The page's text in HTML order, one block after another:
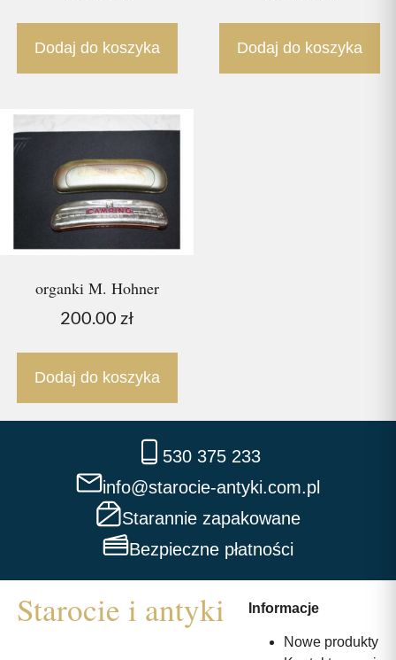
Dodaj do koszyka Dodaj do koszyka
organki M. Hohner
200.00 zł
Dodaj do koszyka
530 375 233
info@starocie-antyki.com.pl
Starannie zapakowane
Bezpieczne płatności
Informacje
Nowe produkty